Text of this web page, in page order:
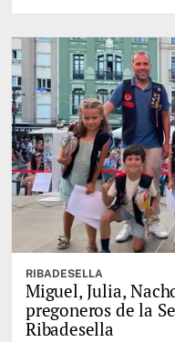
RIBADESELLA
Miguel, Julia,
pregoneros de la
Ribadesella